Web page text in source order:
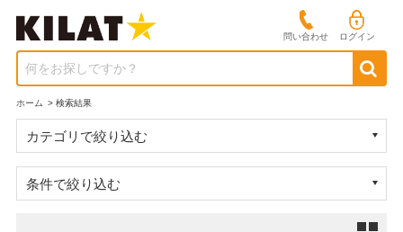
問い合わせ ログイン
何をお探しですか？
ホーム > 検索結果
カテゴリで絞り込む
条件で絞り込む